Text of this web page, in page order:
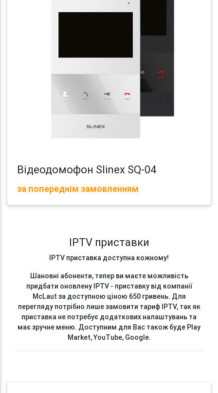
Відеодомофон Slinex SQ-04
за попереднім замовленням
IPTV приставки
IPTV приставка доступна кожному!
Шановні абоненти, тепер ви маєте можливість
придбати оновлену IPTV - приставку від компанії
McLaut за доступною ціною 650 гривень. Для
перегляду потрібно лише замовити тариф IPTV, так як
приставка не потребує додаткових налаштувань та
має зручне меню. Доступним для Вас також буде Play
Market, YouTube, Google.